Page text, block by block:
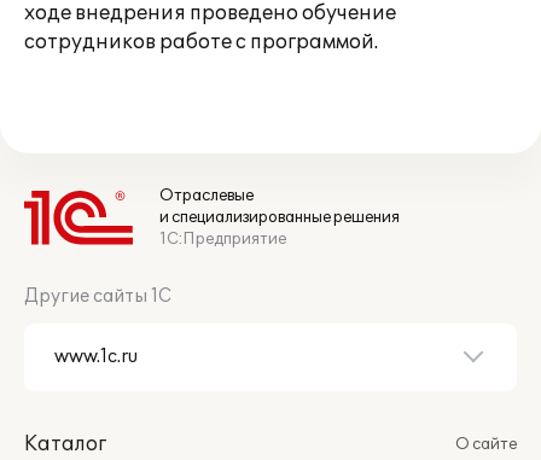
ходе внедрения проведено обучение
сотрудников работе с программой.
Отраслевые
и специализированные решения
1С:Предприятие
Другие сайты 1С
Каталог
О сайте